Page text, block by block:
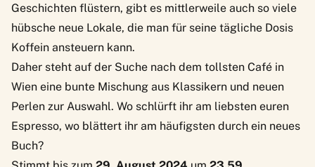
Geschichten flüstern, gibt es mittlerweile auch so viele
hübsche neue Lokale, die man für seine tägliche Dosis
Koffein ansteuern kann.
Daher steht auf der Suche nach dem tollsten Café in
Wien eine bunte Mischung aus Klassikern und neuen
Perlen zur Auswahl. Wo schlürft ihr am liebsten euren
Espresso, wo blättert ihr am häufigsten durch ein neues
Buch?